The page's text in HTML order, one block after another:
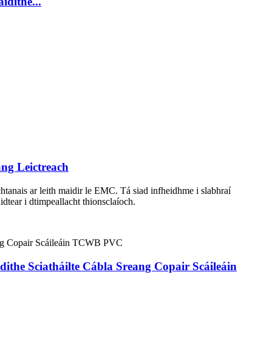
Leictreach
ar leith maidir le EMC. Tá siad infheidhme i slabhraí
i dtimpeallacht thionsclaíoch.
Sciatháilte Cábla Sreang Copair Scáileáin